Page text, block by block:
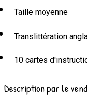
Taille moyenne
Translittération
10 cartes
Description par le